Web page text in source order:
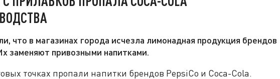
что в магазинах города исчезла лимонадная продукция брендов
заменяют привозными напитками.
точках пропали напитки брендов PepsiCo и Coca-Cola.